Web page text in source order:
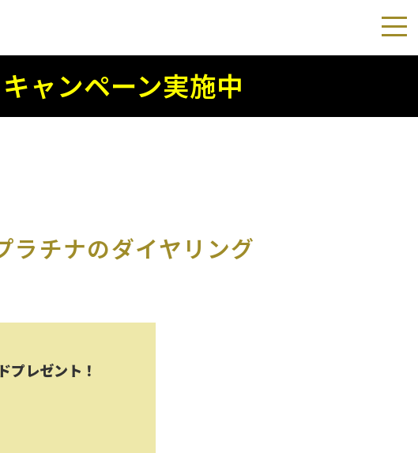
キャンペーン実施中
チナのダイヤリング
プレゼント！